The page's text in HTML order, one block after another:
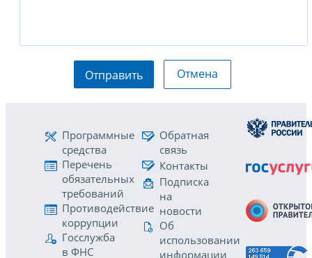
Отправить Отмена
Программные
средства
Перечень
обязательных
требований
Противодействие
коррупции
Госслужба
в ФНС
Обратная
связь
Контакты
Подписка
на
новости
Об
использовании
информации